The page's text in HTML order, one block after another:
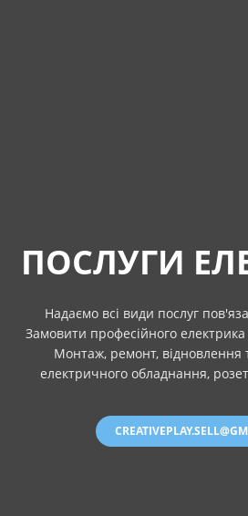
ПОСЛУГИ
Надаємо всі види послуг
Замовити професійного електрика
Монтаж, ремонт, відновлення
електричного обладнання,